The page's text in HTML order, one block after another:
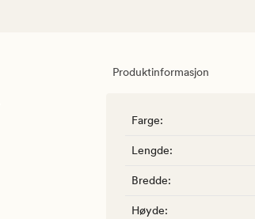
Produktinformasjon
Farge:
Lengde:
Bredde:
Høyde: